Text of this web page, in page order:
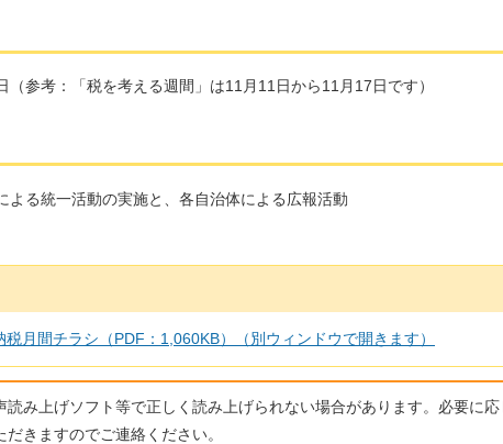
参考：「税を考える週間」は11月11日から11月17日です）
よる統一活動の実施と、各自治体による広報活動
税月間チラシ（PDF：1,060KB）（別ウィンドウで開きます）
読み上げソフト等で正しく読み上げられない場合があります。必要に
きますのでご連絡ください。